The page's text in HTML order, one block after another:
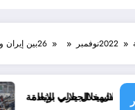
2022نوفمبر 26بين إيران
بونعامة
حرب الإبادة إلى